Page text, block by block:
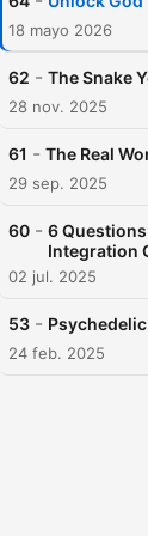
18 mayo 2026
62 - The Snake
28 nov. 2025
61 - The Real
29 sep. 2025
60 - 6
Integration
02 jul. 2025
53 -
24 feb. 2025